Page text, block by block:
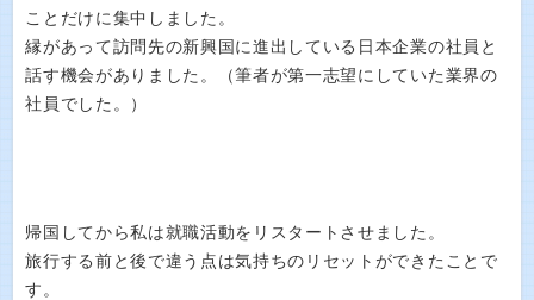
ことだけに集中しました。
縁があって訪問先の新興国に進出している日本企業の社員と
話す機会がありました。（筆者が第一志望にしていた業界の
社員でした。）
帰国してから私は就職活動をリスタートさせました。
旅行する前と後で違う点は気持ちのリセットができたことで
す。